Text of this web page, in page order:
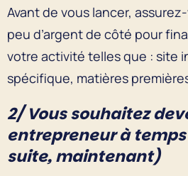
Avant de vous lancer,
peu d’argent de côté pour
votre activité telles que : site
spécifique, matières
2/ Vous souhaitez
entrepreneur à
suite, maintenant)